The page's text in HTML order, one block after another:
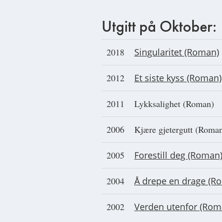
Utgitt på Oktober:
2018 Singularitet (Roman)
2012 Et siste kyss (Roman)
2011 Lykksalighet (Roman)
2006 Kjære gjetergutt
2005 Forestill deg (Roman)
2004 Å drepe en drage
2002 Verden utenfor